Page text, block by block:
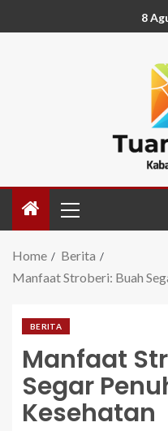
8
Home
Berita
Manfaat Stroberi: Buah
BERITA
Manfaat
Segar
Kesehatan